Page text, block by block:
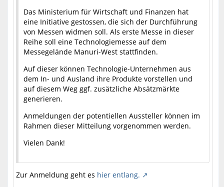
Das Ministerium für Wirtschaft und Finanzen hat
eine Initiative gestossen, die sich der Durchführung
von Messen widmen soll. Als erste Messe in dieser
Reihe soll eine Technologiemesse auf dem
Messegelände Manuri-West stattfinden.
Auf dieser können Technologie-Unternehmen aus
dem In- und Ausland ihre Produkte vorstellen und
auf diesem Weg ggf. zusätzliche Absätzmärkte
generieren.
Anmeldungen der potentiellen Aussteller können im
Rahmen dieser Mitteilung vorgenommen werden.
Vielen Dank!
Zur Anmeldung geht es hier entlang.